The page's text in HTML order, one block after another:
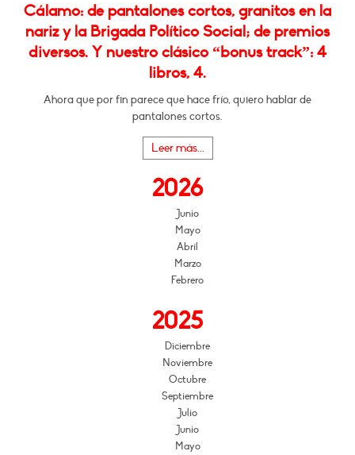
Cálamo: de pantalones cortos, granitos en la
nariz y la Brigada Político Social; de premios
diversos. Y nuestro clásico “bonus track”: 4
libros, 4.
Ahora que por fin parece que hace frío, quiero hablar de
pantalones cortos.
Leer más...
2026
Junio
Mayo
Abril
Marzo
Febrero
2025
Diciembre
Noviembre
Octubre
Septiembre
Julio
Junio
Mayo